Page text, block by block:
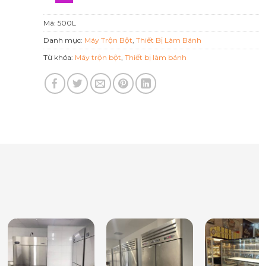
Mã:500L
Danh mục: Máy Trộn Bột,Thiết Bị Làm Bánh
Từ khóa: Máy trộn bột,Thiết bị làm bánh